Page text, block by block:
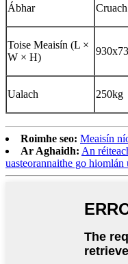
Ábhar
Toise Meaisín (L ×
W × H)
Ualach 250kg
Roimhe seo: Meaisín
Ar Aghaidh: An
uasteorannaithe go